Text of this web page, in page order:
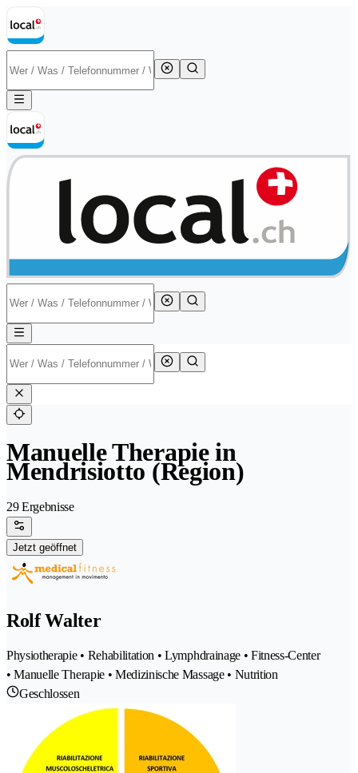
Manuelle Therapie in
Mendrisiotto (Region)
29 Ergebnisse
Jetzt geöffnet
Rolf Walter
Physiotherapie • Rehabilitation • Lymphdrainage • Fitness-Center
• Manuelle Therapie • Medizinische Massage • Nutrition
Geschlossen